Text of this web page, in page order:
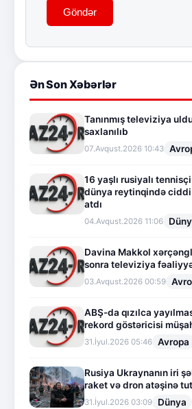
Göndər
Ən Son Xəbərlər
Tanınmış televiziya
saxlanılıb
07.Avqust.2026 10:43
16 yaşlı rusiyalı
dünya reytinqində
atdı
04.Avqust.2026 11:06
Davina Makkol
sonra televiziya
03.Avqust.2026 00:59
ABŞ-da qızılca
rekord göstəricisi
31.İyul.2026 05:46 Avropa
Rusiya Ukraynanın iri
raket və dron atəşinə
31.İyul.2026 03:09 Dünya